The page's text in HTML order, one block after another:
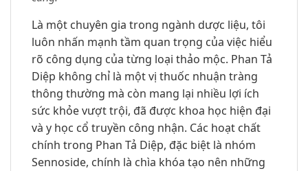
Là một chuyên gia trong ngành dược liệu, tôi
luôn nhấn mạnh tầm quan trọng của việc hiểu
rõ công dụng của từng loại thảo mộc. Phan Tả
Diệp không chỉ là một vị thuốc nhuận tràng
thông thường mà còn mang lại nhiều lợi ích
sức khỏe vượt trội, đã được khoa học hiện đại
và y học cổ truyền công nhận. Các hoạt chất
chính trong Phan Tả Diệp, đặc biệt là nhóm
Sennoside, chính là chìa khóa tạo nên những